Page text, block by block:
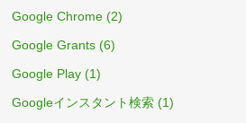
Google Chrome (2)
Google Grants (6)
Google Play (1)
Googleインスタント検索 (1)